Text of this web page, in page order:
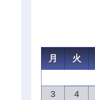
月
火
3
4